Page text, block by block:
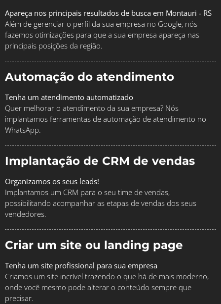
Apareça nos principais resultados de busca em Montauri - RS
Além de gerenciar o perfil da sua empresa no Google, nós
fazemos otimizações para que a sua empresa apareça nas
principais posições da região.
Automação do atendimento
Tenha um atendimento automatizado
Quer melhorar o atendimento da sua empresa? Nós
implantamos ferramentas de automação de atendimento no
WhatsApp.
Implantação de CRM de vendas
Organizamos os seus leads!
Implantamos um CRM para o seu time de vendas,
possibilitando acompanhar as etapas de vendas dos seus
vendedores.
Criar um site ou landing page
Tenha um site profissional para sua empresa
Criamos um site incrível trazendo o que há de mais moderno,
onde você mesmo pode alterar o conteúdo sempre que
precisar.